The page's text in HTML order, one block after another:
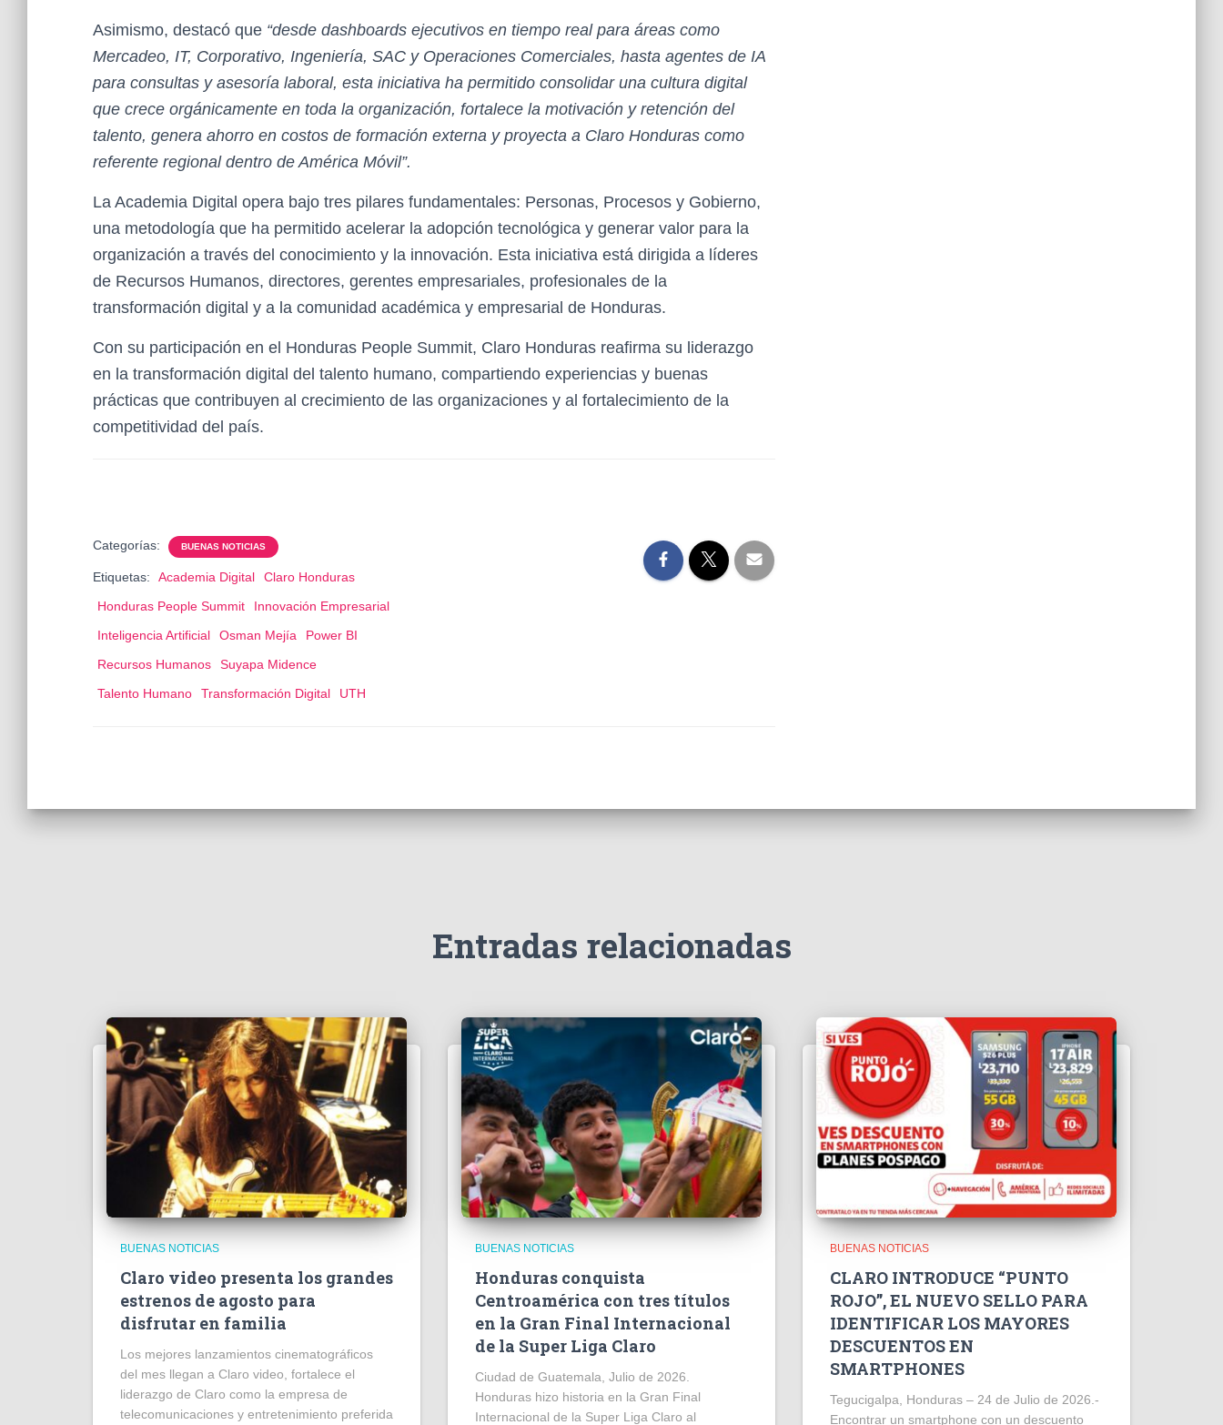
Asimismo, destacó que “desde dashboards ejecutivos en tiempo real para áreas como
Mercadeo, IT, Corporativo, Ingeniería, SAC y Operaciones Comerciales, hasta agentes de IA
para consultas y asesoría laboral, esta iniciativa ha permitido consolidar una cultura digital
que crece orgánicamente en toda la organización, fortalece la motivación y retención del
talento, genera ahorro en costos de formación externa y proyecta a Claro Honduras como
referente regional dentro de América Móvil”.
La Academia Digital opera bajo tres pilares fundamentales: Personas, Procesos y Gobierno,
una metodología que ha permitido acelerar la adopción tecnológica y generar valor para la
organización a través del conocimiento y la innovación. Esta iniciativa está dirigida a líderes
de Recursos Humanos, directores, gerentes empresariales, profesionales de la
transformación digital y a la comunidad académica y empresarial de Honduras.
Con su participación en el Honduras People Summit, Claro Honduras reafirma su liderazgo
en la transformación digital del talento humano, compartiendo experiencias y buenas
prácticas que contribuyen al crecimiento de las organizaciones y al fortalecimiento de la
competitividad del país.
Categorías: BUENAS NOTICIAS
Etiquetas: Academia Digital
Claro Honduras
Honduras People Summit
Innovación Empresarial
Inteligencia Artificial
Osman Mejía
Power BI
Recursos Humanos
Suyapa Midence
Talento Humano
Transformación Digital UTH
Entradas relacionadas
BUENAS NOTICIAS
Claro video presenta los grandes
estrenos de agosto para
disfrutar en familia
Los mejores lanzamientos cinematográficos
del mes llegan a Claro video, fortalece el
liderazgo de Claro como la empresa de
telecomunicaciones y entretenimiento preferida
BUENAS NOTICIAS
Honduras conquista
Centroamérica con tres títulos
en la Gran Final Internacional
de la Super Liga Claro
Ciudad de Guatemala, Julio de 2026.
Honduras hizo historia en la Gran Final
Internacional de la Super Liga Claro al
BUENAS NOTICIAS
CLARO INTRODUCE “PUNTO
ROJO”, EL NUEVO SELLO PARA
IDENTIFICAR LOS MAYORES
DESCUENTOS EN
SMARTPHONES
Tegucigalpa, Honduras – 24 de Julio de 2026.-
Encontrar un smartphone con un descuento